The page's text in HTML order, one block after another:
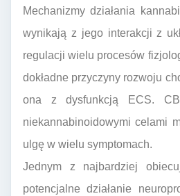
Mechanizmy działania
wynikają z jego interakcji z
regulacji wielu procesów
dokładne przyczyny rozwoju
ona z dysfunkcją ECS.
niekannabinoidowymi celami
ulgę w wielu symptomach.
Jednym z najbardziej
potencjalne działanie